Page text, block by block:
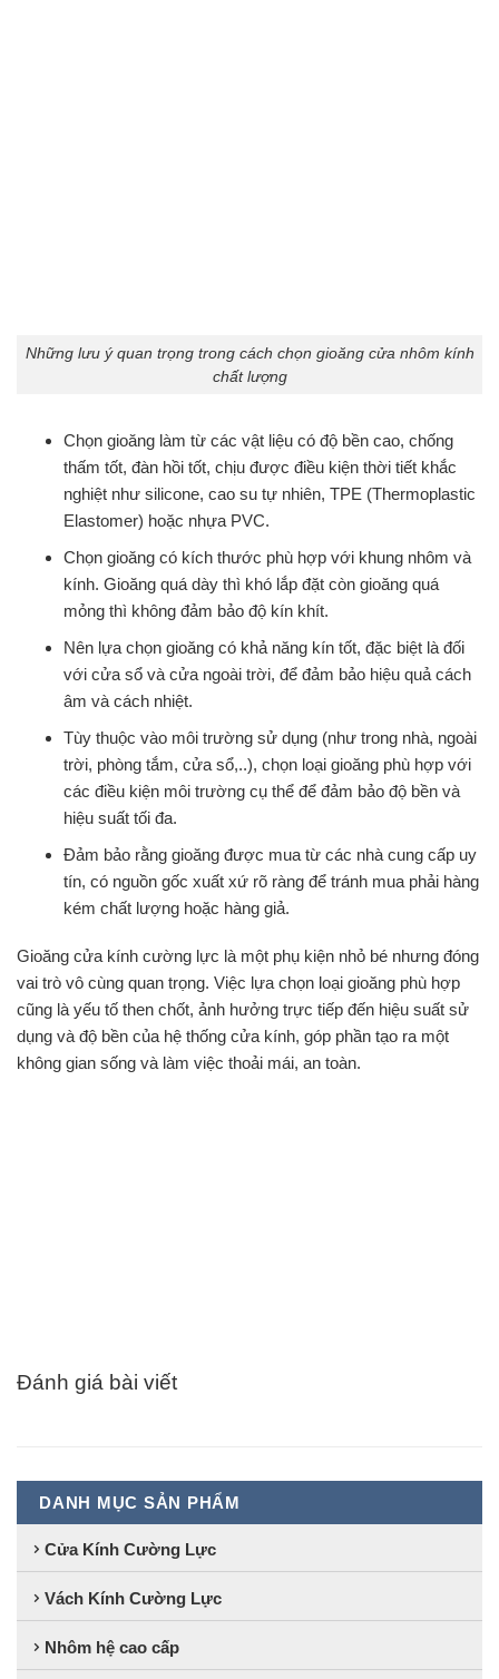
DANH MỤC SẢN PHẨM
Cửa Kính Cường Lực
Vách Kính Cường Lực
Nhôm hệ cao cấp
Những lưu ý quan trọng trong cách chọn gioăng cửa nhôm kính
chất lượng
Chọn gioăng làm từ các vật liệu có độ bền cao, chống
thấm tốt, đàn hồi tốt, chịu được điều kiện thời tiết khắc
nghiệt như silicone, cao su tự nhiên, TPE (Thermoplastic
Elastomer) hoặc nhựa PVC.
Chọn gioăng có kích thước phù hợp với khung nhôm và
kính. Gioăng quá dày thì khó lắp đặt còn gioăng quá
mỏng thì không đảm bảo độ kín khít.
Nên lựa chọn gioăng có khả năng kín tốt, đặc biệt là đối
với cửa sổ và cửa ngoài trời, để đảm bảo hiệu quả cách
âm và cách nhiệt.
Tùy thuộc vào môi trường sử dụng (như trong nhà, ngoài
trời, phòng tắm, cửa sổ,..), chọn loại gioăng phù hợp với
các điều kiện môi trường cụ thể để đảm bảo độ bền và
hiệu suất tối đa.
Đảm bảo rằng gioăng được mua từ các nhà cung cấp uy
tín, có nguồn gốc xuất xứ rõ ràng để tránh mua phải hàng
kém chất lượng hoặc hàng giả.
Gioăng cửa kính cường lực là một phụ kiện nhỏ bé nhưng đóng
vai trò vô cùng quan trọng. Việc lựa chọn loại gioăng phù hợp
cũng là yếu tố then chốt, ảnh hưởng trực tiếp đến hiệu suất sử
dụng và độ bền của hệ thống cửa kính, góp phần tạo ra một
không gian sống và làm việc thoải mái, an toàn.
Đánh giá bài viết